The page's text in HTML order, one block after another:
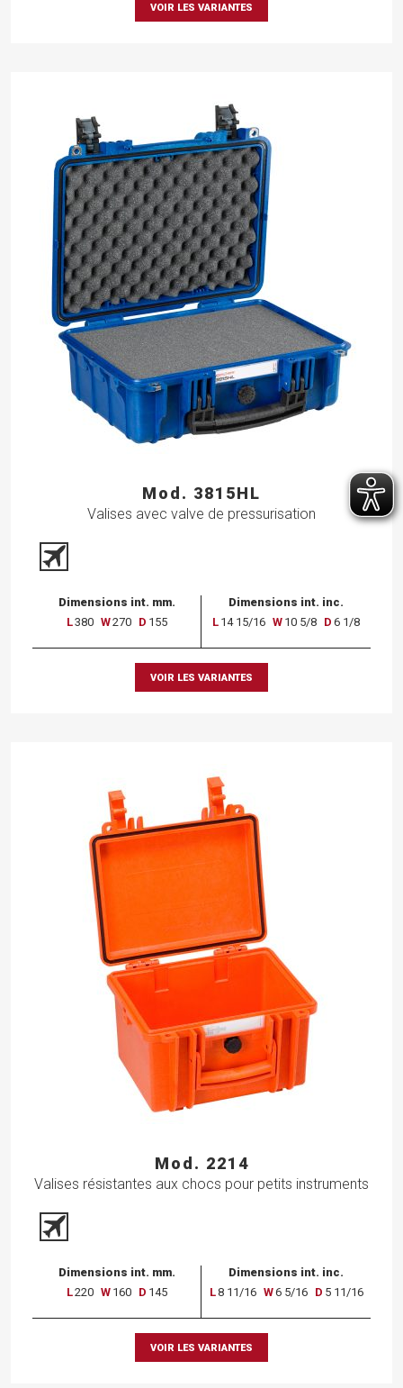
VOIR LES VARIANTES
Mod. 3815HL
Valises avec valve de pressurisation
Dimensions int. mm.
L380 W270 D 155
Dimensions int. inc.
L 14 15/16 W 10 5/8 D 6 1/8
VOIR LES VARIANTES
Mod. 2214
Valises résistantes aux chocs pour petits instruments
Dimensions int. mm.
L220 W 160 D 145
Dimensions int. inc.
L8 11/16 W6 5/16 D 5 11/16
VOIR LES VARIANTES